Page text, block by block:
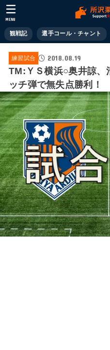
観戦記 選手コール・チャント
MENU
練習試合 2018.08.19
TM:ＹＳ横浜○奥井諒、
ッチ弾で無失点勝利！